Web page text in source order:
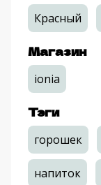
Красный
Магазин
ionia
Тэги
горошек
напиток